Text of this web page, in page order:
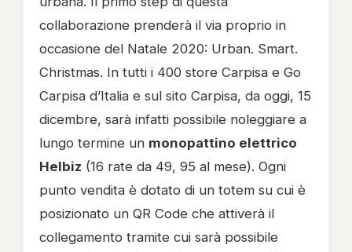
collaborazione prenderà il via proprio in
occasione del Natale 2020: Urban. Smart.
Christmas. In tutti i 400 store Carpisa e Go
Carpisa d’Italia e sul sito Carpisa, da oggi, 15
dicembre, sarà infatti possibile noleggiare a
lungo termine un monopattino elettrico
Helbiz (16 rate da 49, 95 al mese). Ogni
punto vendita è dotato di un totem su cui è
posizionato un QR Code che attiverà il
collegamento tramite cui sarà possibile